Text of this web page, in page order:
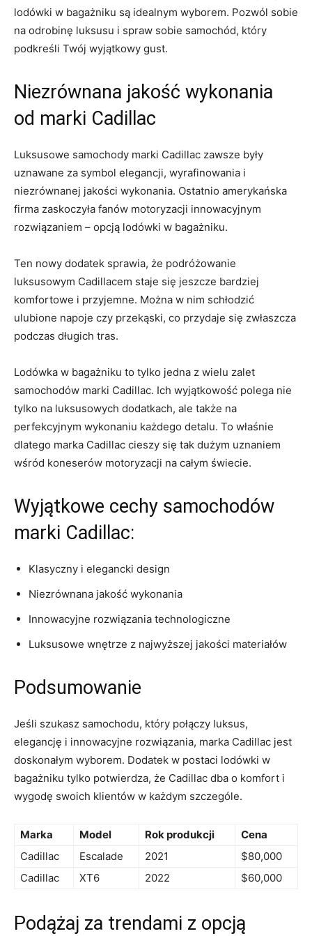
lodówki ⁤w bagażniku są idealnym wyborem.⁢ Pozwól sobie
na odrobinę​ luksusu i spraw sobie​ samochód,⁢ który
podkreśli Twój wyjątkowy gust.
Niezrównana​ jakość wykonania⁢
od marki Cadillac
Luksusowe samochody marki Cadillac zawsze były
uznawane za symbol‍ elegancji,​ wyrafinowania ‌i⁢
niezrównanej jakości‌ wykonania. Ostatnio amerykańska
⁣firma zaskoczyła ​fanów motoryzacji ‍innowacyjnym
rozwiązaniem – opcją lodówki w bagażniku.
Ten nowy dodatek sprawia, że ‍podróżowanie
luksusowym Cadillacem staje się jeszcze bardziej
komfortowe i przyjemne. Można w nim schłodzić
ulubione napoje‍ czy przekąski, co przydaje⁣ się zwłaszcza⁤
podczas ‌długich tras.
Lodówka w bagażniku to tylko jedna z wielu⁤ zalet
samochodów⁣ marki Cadillac. Ich⁣ wyjątkowość polega nie
tylko na luksusowych dodatkach, ale także na
perfekcyjnym wykonaniu każdego detalu. To właśnie
dlatego marka Cadillac cieszy⁢ się tak dużym ​uznaniem
wśród ⁣koneserów motoryzacji na ⁣całym świecie.
Wyjątkowe ⁤cechy samochodów
marki Cadillac:
Klasyczny i elegancki design
Niezrównana jakość wykonania
Innowacyjne rozwiązania technologiczne
Luksusowe⁣ wnętrze z najwyższej jakości materiałów
Podsumowanie
Jeśli szukasz samochodu, ​który połączy luksus,
elegancję i innowacyjne rozwiązania, marka Cadillac jest
doskonałym wyborem. Dodatek w⁤ postaci lodówki w
bagażniku tylko potwierdza, że Cadillac dba o ⁤komfort i
wygodę swoich klientów ‌w każdym⁣ szczególe.
Marka Model Rok produkcji
Cena
Cadillac
Escalade 2021
$80,000
Cadillac
XT6 2022 $60,000
Podążaj za trendami⁢ z opcją